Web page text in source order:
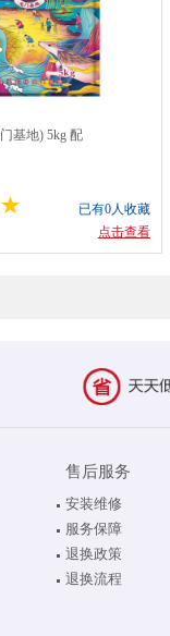
基地) 5kg 配
已有0人收藏
点击查看
售后服务
安装维修
服务保障
退换政策
退换流程